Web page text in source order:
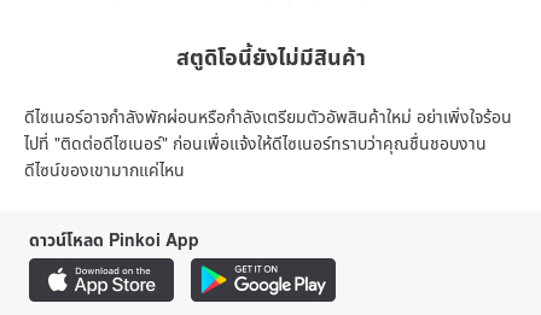
สตูดิโอนี้ยังไม่มีสินค้า
ดีไซเนอร์อาจกำลังพักผ่อนหรือกำลังเตรียมตัวอัพสินค้าใหม่ อย่าเพิ่งใจร้อน
ไปที่ "ติดต่อดีไซเนอร์" ก่อนเพื่อแจ้งให้ดีไซเนอร์ทราบว่าคุณชื่นชอบงาน
ดีไซน์ของเขามากแค่ไหน
ดาวน์โหลด Pinkoi App